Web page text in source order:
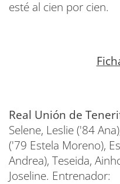
esté al cien por cien.
Real Unión de
Selene, Leslie ('84
('79 Estela Moreno),
Andrea), Teseida,
Joseline. Entrenador: